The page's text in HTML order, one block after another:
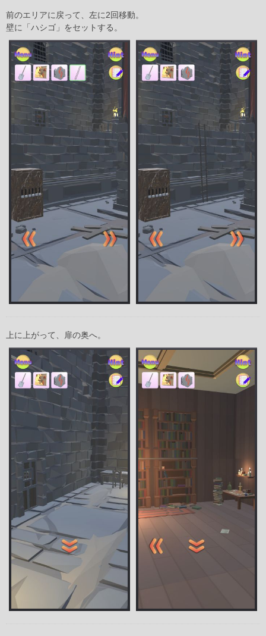
前のエリアに戻って、左に2回移動。
壁に「ハシゴ」をセットする。
上に上がって、扉の奥へ。